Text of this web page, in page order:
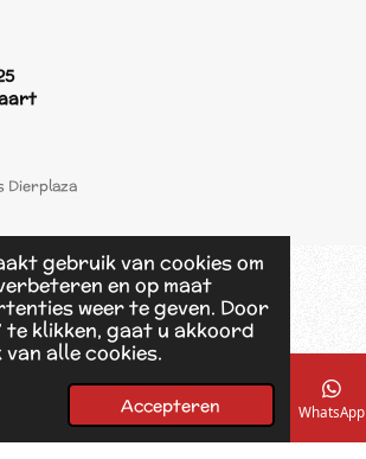
gebruik van cookies om
en op maat
weer te geven. Door
te klikken, gaat u akkoord
alle cookies.
Accepteren
Dierplaza
Kaart Facebook WhatsApp